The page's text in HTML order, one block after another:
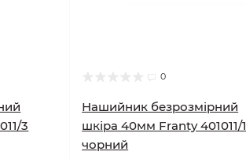
3
0
Нашийник безрозмірний
шкіра 40мм Franty 401011/1
чорний